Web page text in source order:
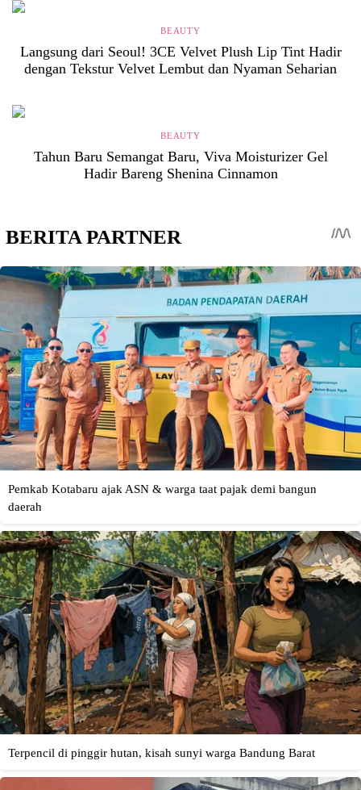
BEAUTY
Langsung dari Seoul! 3CE Velvet Plush Lip Tint Hadir
dengan Tekstur Velvet Lembut dan Nyaman Seharian
BEAUTY
Tahun Baru Semangat Baru, Viva Moisturizer Gel
Hadir Bareng Shenina Cinnamon